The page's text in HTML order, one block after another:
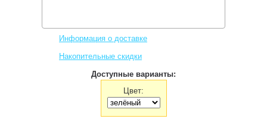
Информация о доставке
Накопительные скидки
Доступные варианты:
Цвет: